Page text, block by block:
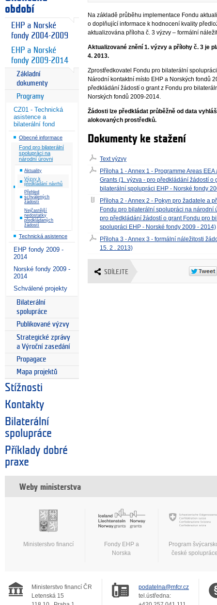
období
EHP a Norské
fondy 2004-2009
EHP a Norské
fondy 2009-2014
Základní
dokumenty
Programy
CZ01 - Technická
asistence a
bilaterální fond
Obecné informace
Fond pro bilaterální
spolupráci na
národní úrovni
Aktuality
Výzvy k
předkládání návrhů
Přehled
schválených
žádostí
Nejčastější
nedostatky
předkládaných
žádostí
Technická asistence
EHP fondy 2009 -
2014
Norské fondy 2009 -
2014
Schválené projekty
Bilaterální
spolupráce
Publikované výzvy
Strategické zprávy
a Výroční zasedání
Propagace
Mapa projektů
Stížnosti
Kontakty
Bilaterální
spolupráce
Příklady dobré
praxe
Na základě průběhu implementace Fondu
o doplňující informace k hodnocení kvality
aktualizována příloha č. 3 výzvy – formální
Aktualizované znění 1. výzvy a přílohy č. 3 je
4. 2013.
Zprostředkovatel Fondu pro bilaterální
Národní kontaktní místo EHP a Norských fondů
předkládání žádostí o grant z Fondu pro
Norských fondů 2009-2014.
Žádosti lze předkládat průběžně od data
alokovaných prostředků.
Dokumenty ke stažení
Text výzvy
Příloha 1 - Annex 1 - Programme Areas
Grants (1. výzva - pro předkládání žádostí o
bilaterální spolupráci EHP - Norské fondy
Příloha 2 - Annex 2 - Pokyn pro žadatele a
Fondu pro bilaterální spolupráci na národní
pro předkládání žádostí o grant Fondu pro
spolupráci EHP - Norské fondy 2009 - 2014)
Příloha 3 - Annex 3 - formální náležitosti
15. 2 . 2013)
SDÍLEJTE
Weby ministerstva
Ministerstvo financí
Fondy EHP a
Norska
Program
české
Ministerstvo financí ČR
Letenská 15
podatelna@mfcr.cz
tel.ústředna: